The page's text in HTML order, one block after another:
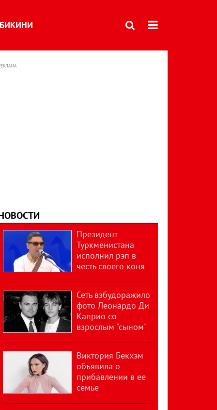
БИКИНИ
Президент
Туркменистана
исполнил рэп в
честь своего коня
Сеть взбудоражило
фото Леонардо Ди
Каприо со
взрослым "сыном"
Виктория Бекхэм
объявила о
прибавлении в ее
семье